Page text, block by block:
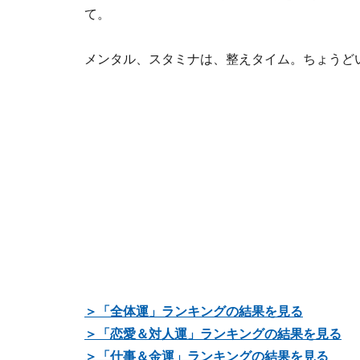
て。
メンタル、スタミナは、整えタイム。ちょうど
＞「全体運」ランキングの結果を見る
＞「恋愛＆対人運」ランキングの結果を見る
＞「仕事＆金運」ランキングの結果を見る